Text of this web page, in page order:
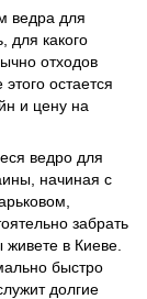
ведра для
для какого
отходов
остается
и цену на
ведро для
начиная с
забрать
в Киеве.
быстро
долгие